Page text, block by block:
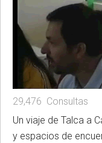
29,476 Consultas
Un viaje de Talca a
y espacios de